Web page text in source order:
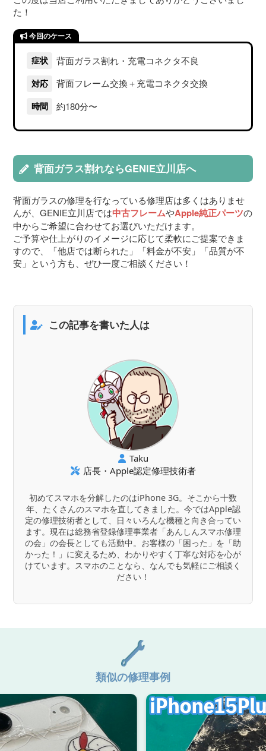
た！
症状 背面ガラス割れ・充電コネクタ不良
対応 背面フレーム交換＋充電コネクタ交換
時間 約180分〜
背面ガラス割れならGENIE立川店へ
背面ガラスの修理を行なっている修理店は多くはありませ
んが、GENIE立川店では中古フレームやApple純正パーツの
中からご希望に合わせてお選びいただけます。
ご予算や仕上がりのイメージに応じて柔軟にご提案できま
すので、「他店では断られた」「料金が不安」「品質が不
安」という方も、ぜひ一度ご相談ください！
この記事を書いた人は
Taku
店長・Apple認定修理技術者
初めてスマホを分解したのはiPhone 3G。そこから十数
年、たくさんのスマホを直してきました。今ではApple認
定の修理技術者として、日々いろんな機種と向き合ってい
ます。現在は総務省登録修理事業者「あんしんスマホ修理
の会」の会長としても活動中。お客様の「困った」を「助
かった！」に変えるため、わかりやすく丁寧な対応を心が
けています。スマホのことなら、なんでも気軽にご相談く
ださい！
類似の修理事例